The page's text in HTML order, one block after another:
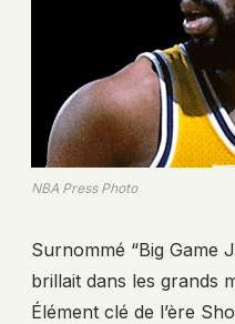
NBA Press Photo
Surnommé “Big Game
brillait dans les grands
Élément clé de l’ère